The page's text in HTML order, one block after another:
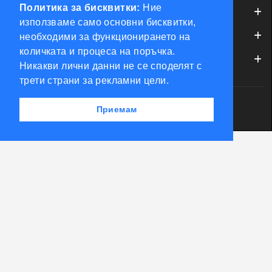
Политика за бисквитки: Ние
използваме само основни бисквитки,
необходими за функционирането на
количката и процеса на поръчка.
Никакви лични данни не се споделят с
трети страни за рекламни цели.
Приемам
ИНФОРМАЦИЯ
ОБСЛУЖВАНЕ НА КЛИЕНТИ
МОЯТ ПРОФИЛ
КЛЮЧАРСКИ СКЛАД КЛЮЧКО © 2026